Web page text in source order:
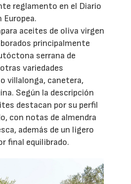
reglamento en el Diario
Europea.
aceites de oliva virgen
principalmente
serrana de
variedades
villalonga, canetera,
Según la descripción
destacan por su perfil
con notas de almendra
además de un ligero
final equilibrado.